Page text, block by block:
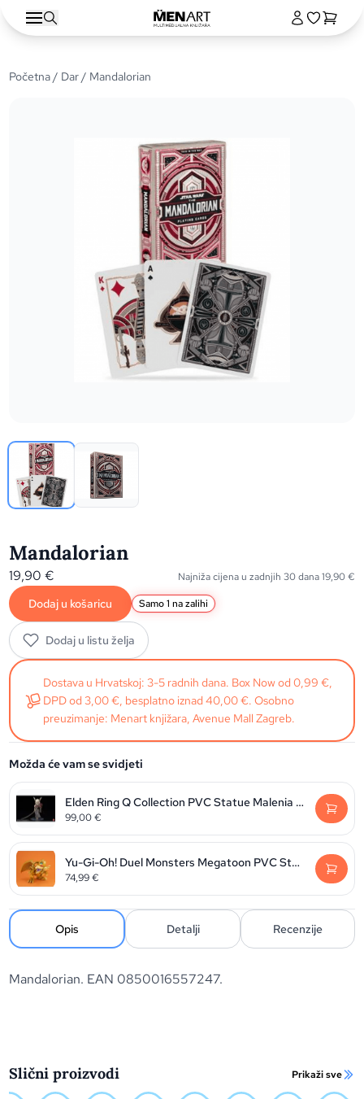
Početna/ Dar/ Mandalorian
Mandalorian
19,90€ Najniža cijena u zadnjih 30 dana19,90€
Dodaj u košaricu Samo 1 na zalihi
Dodaj u listu želja
Dostava u Hrvatskoj: 3-5 radnih dana. Box Now od 0,99 €,
DPD od 3,00 €, besplatno iznad 40,00 €. Osobno
preuzimanje: Menart knjižara, Avenue Mall Zagreb.
Možda će vam se svidjeti
Elden Ring Q Collection PVC Statue Malenia Blade of Miquella 15 cm
99,00€
Yu-Gi-Oh! Duel Monsters Megatoon PVC Statue The Winged Dragon of Ra 13 cm
74,99€
Opis Detalji Recenzije
Mandalorian. EAN 0850016557247.
Slični proizvodi Prikaži sve